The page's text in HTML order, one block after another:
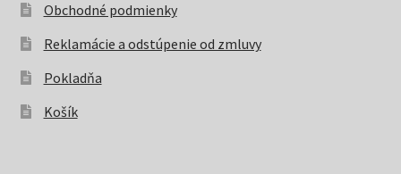
Obchodné podmienky
Reklamácie a odstúpenie od zmluvy
Pokladňa
Košík